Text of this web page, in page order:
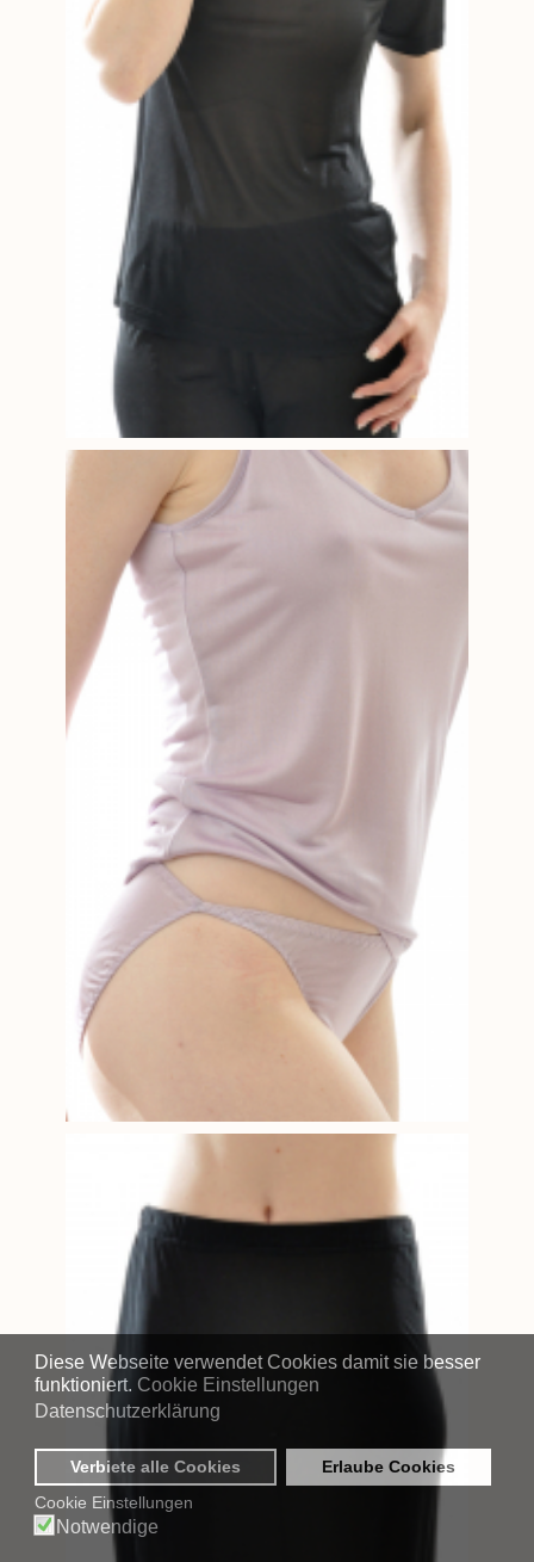
Diese Webseite verwendet Cookies damit sie besser
funktioniert. Cookie Einstellungen
Datenschutzerklärung
Verbiete alle Cookies
Erlaube Cookies
Cookie Einstellungen
Notwendige